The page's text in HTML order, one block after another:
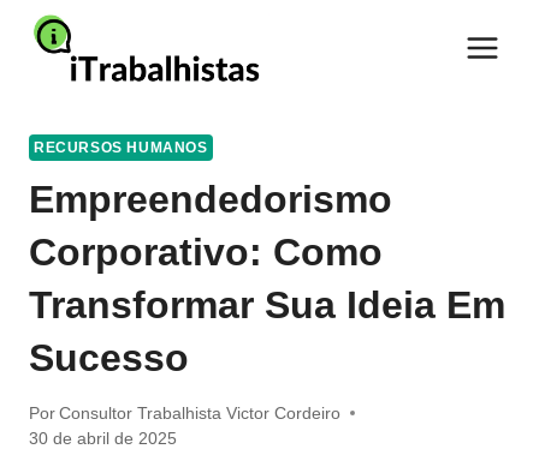
Pular
para
RECURSOS HUMANOS
Empreendedorismo
Corporativo: Como
Transformar Sua Ideia Em
Sucesso
Por Consultor Trabalhista Victor Cordeiro
30 de abril de 2025